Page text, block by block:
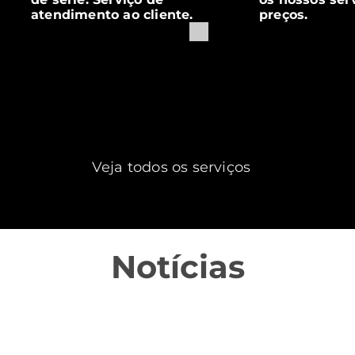
atendimento ao cliente.
preços.
Veja todos os serviços
Notícias